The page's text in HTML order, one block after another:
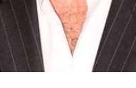
Richtlinien
Impressum